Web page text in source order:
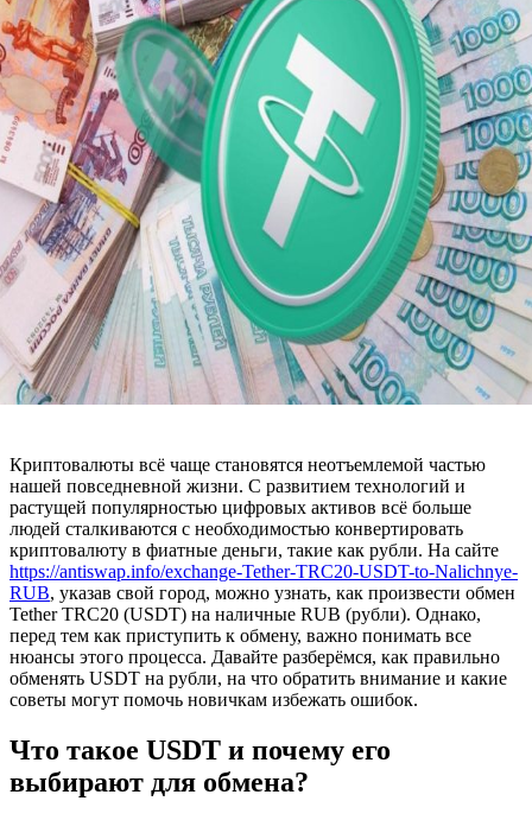
Криптовалюты всё чаще становятся неотъемлемой частью
нашей повседневной жизни. С развитием технологий и
растущей популярностью цифровых активов всё больше
людей сталкиваются с необходимостью конвертировать
криптовалюту в фиатные деньги, такие как рубли. На сайте
https://antiswap.info/exchange-Tether-TRC20-USDT-to-Nalichnye-
RUB, указав свой город, можно узнать, как произвести обмен
Tether TRC20 (USDT) на наличные RUB (рубли). Однако,
перед тем как приступить к обмену, важно понимать все
нюансы этого процесса. Давайте разберёмся, как правильно
обменять USDT на рубли, на что обратить внимание и какие
советы могут помочь новичкам избежать ошибок.
Что такое USDT и почему его
выбирают для обмена?